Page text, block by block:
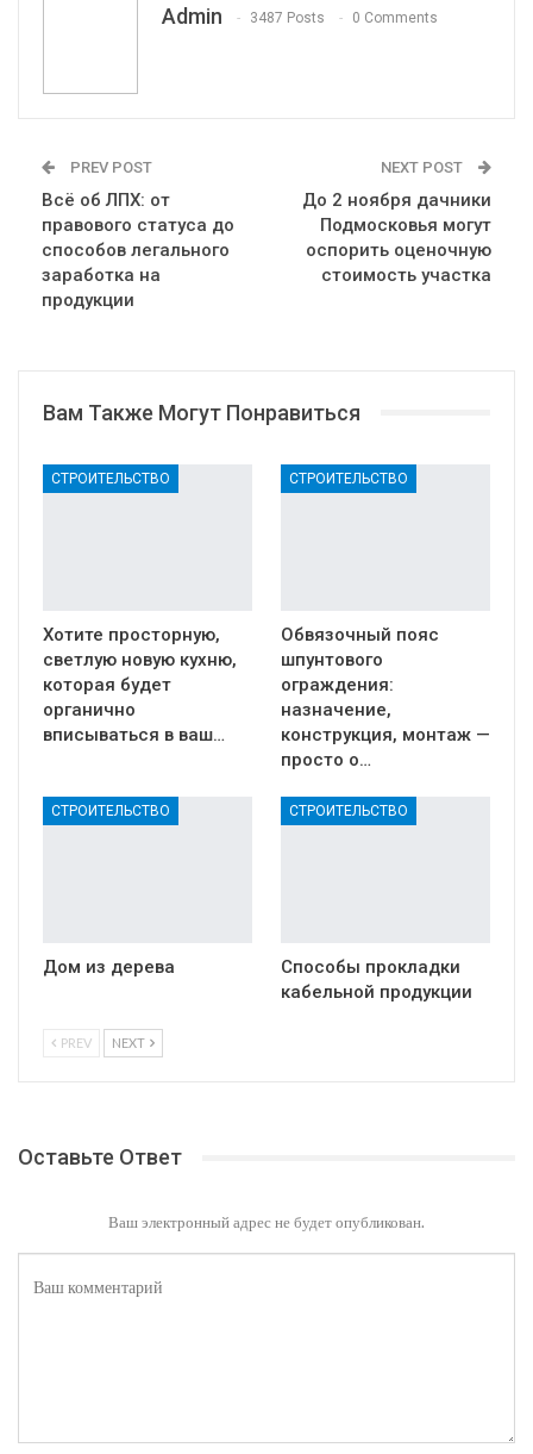
Admin 3487 Posts 0 Comments
PREV POST
Всё об ЛПХ: от
правового статуса до
способов легального
заработка на
продукции
NEXT POST
До 2 ноября дачники
Подмосковья могут
оспорить оценочную
стоимость участка
Вам Также Могут Понравиться
СТРОИТЕЛЬСТВО
Хотите просторную,
светлую новую кухню,
которая будет
органично
вписываться в ваш…
СТРОИТЕЛЬСТВО
Обвязочный пояс
шпунтового
ограждения:
назначение,
конструкция, монтаж —
просто о…
СТРОИТЕЛЬСТВО
Дом из дерева
СТРОИТЕЛЬСТВО
Способы прокладки
кабельной продукции
PREV NEXT
Оставьте Ответ
Ваш электронный адрес не будет опубликован.